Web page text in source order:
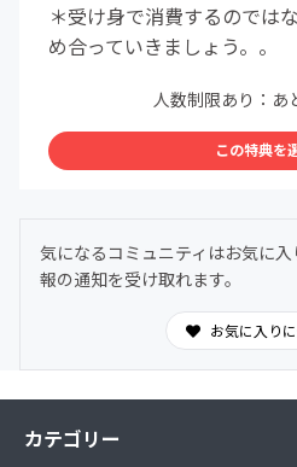
＊受け身で消費するのでは
め合っていきましょう。。
人数制限あり：あ
この特典を
気になるコミュニティはお気に
報の通知を受け取れます。
お気に入り
カテゴリー